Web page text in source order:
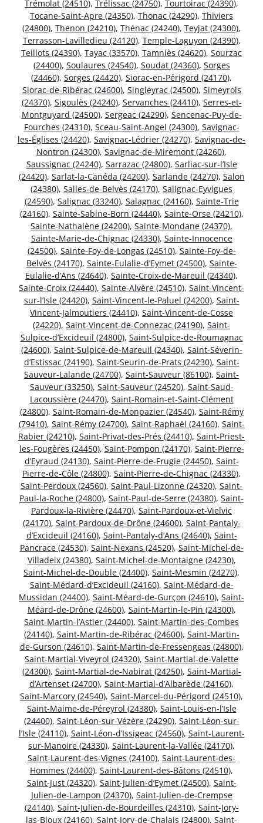
Trémolat (24510), Trélissac (24750), Tourtoirac (24390),
Tocane-Saint-Apre (24350), Thonac (24290), Thiviers
(24800), Thenon (24210), Thénac (24240), Teyjat (24300),
Terrasson-Lavilledieu (24120), Temple-Laguyon (24390),
Teillots (24390), Tayac (33570), Tamniès (24620), Sourzac
(24400), Soulaures (24540), Soudat (24360), Sorges
(24460), Sorges (24420), Siorac-en-Périgord (24170),
Siorac-de-Ribérac (24600), Singleyrac (24500), Simeyrols
(24370), Sigoulès (24240), Servanches (24410), Serres-et-
Montguyard (24500), Sergeac (24290), Sencenac-Puy-de-
Fourches (24310), Sceau-Saint-Angel (24300), Savignac-
les-Églises (24420), Savignac-Lédrier (24270), Savignac-de-
Nontron (24300), Savignac-de-Miremont (24260),
Saussignac (24240), Sarrazac (24800), Sarliac-sur-l’Isle
(24420), Sarlat-la-Canéda (24200), Sarlande (24270), Salon
(24380), Salles-de-Belvès (24170), Salignac-Eyvigues
(24590), Salignac (33240), Salagnac (24160), Sainte-Trie
(24160), Sainte-Sabine-Born (24440), Sainte-Orse (24210),
Sainte-Nathalène (24200), Sainte-Mondane (24370),
Sainte-Marie-de-Chignac (24330), Sainte-Innocence
(24500), Sainte-Foy-de-Longas (24510), Sainte-Foy-de-
Belvès (24170), Sainte-Eulalie-d’Eymet (24500), Sainte-
Eulalie-d’Ans (24640), Sainte-Croix-de-Mareuil (24340),
Sainte-Croix (24440), Sainte-Alvère (24510), Saint-Vincent-
sur-l’Isle (24420), Saint-Vincent-le-Paluel (24200), Saint-
Vincent-Jalmoutiers (24410), Saint-Vincent-de-Cosse
(24220), Saint-Vincent-de-Connezac (24190), Saint-
Sulpice-d’Excideuil (24800), Saint-Sulpice-de-Roumagnac
(24600), Saint-Sulpice-de-Mareuil (24340), Saint-Séverin-
d’Estissac (24190), Saint-Seurin-de-Prats (24230), Saint-
Sauveur-Lalande (24700), Saint-Sauveur (86100), Saint-
Sauveur (33250), Saint-Sauveur (24520), Saint-Saud-
Lacoussière (24470), Saint-Romain-et-Saint-Clément
(24800), Saint-Romain-de-Monpazier (24540), Saint-Rémy
(79410), Saint-Rémy (24700), Saint-Raphaël (24160), Saint-
Rabier (24210), Saint-Privat-des-Prés (24410), Saint-Priest-
les-Fougères (24450), Saint-Pompon (24170), Saint-Pierre-
d’Eyraud (24130), Saint-Pierre-de-Frugie (24450), Saint-
Pierre-de-Côle (24800), Saint-Pierre-de-Chignac (24330),
Saint-Perdoux (24560), Saint-Paul-Lizonne (24320), Saint-
Paul-la-Roche (24800), Saint-Paul-de-Serre (24380), Saint-
Pardoux-la-Rivière (24470), Saint-Pardoux-et-Vielvic
(24170), Saint-Pardoux-de-Drône (24600), Saint-Pantaly-
d’Excideuil (24160), Saint-Pantaly-d’Ans (24640), Saint-
Pancrace (24530), Saint-Nexans (24520), Saint-Michel-de-
Villadeix (24380), Saint-Michel-de-Montaigne (24230),
Saint-Michel-de-Double (24400), Saint-Mesmin (24270),
Saint-Médard-d’Excideuil (24160), Saint-Médard-de-
Mussidan (24400), Saint-Méard-de-Gurçon (24610), Saint-
Méard-de-Drône (24600), Saint-Martin-le-Pin (24300),
Saint-Martin-l’Astier (24400), Saint-Martin-des-Combes
(24140), Saint-Martin-de-Ribérac (24600), Saint-Martin-
de-Gurson (24610), Saint-Martin-de-Fressengeas (24800),
Saint-Martial-Viveyrol (24320), Saint-Martial-de-Valette
(24300), Saint-Martial-de-Nabirat (24250), Saint-Martial-
d’Artenset (24700), Saint-Martial-d’Albarède (24160),
Saint-Marcory (24540), Saint-Marcel-du-Périgord (24510),
Saint-Maime-de-Péreyrol (24380), Saint-Louis-en-l’Isle
(24400), Saint-Léon-sur-Vézère (24290), Saint-Léon-sur-
l’Isle (24110), Saint-Léon-d’Issigeac (24560), Saint-Laurent-
sur-Manoire (24330), Saint-Laurent-la-Vallée (24170),
Saint-Laurent-des-Vignes (24100), Saint-Laurent-des-
Hommes (24400), Saint-Laurent-des-Bâtons (24510),
Saint-Just (24320), Saint-Julien-d’Eymet (24500), Saint-
Julien-de-Lampon (24370), Saint-Julien-de-Crempse
(24140), Saint-Julien-de-Bourdeilles (24310), Saint-Jory-
las-Bloux (24160), Saint-Jory-de-Chalais (24800), Saint-